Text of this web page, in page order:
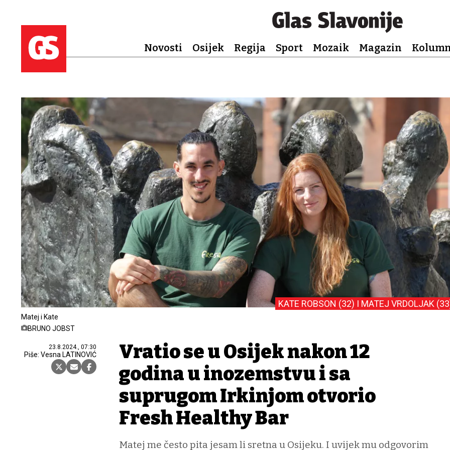
Novosti Osijek Regija Sport Mozaik Magazin
Matej i Kate
BRUNO JOBST
23.8.2024., 07:30
Piše: Vesna LATINOVIĆ
KATE ROBSON (32) I MATEJ VRDOLJAK
Vratio se u Osijek nakon 12
godina u inozemstvu i sa
suprugom Irkinjom otvorio
Fresh Healthy Bar
Matej me često pita jesam li sretna u Osijeku. I uvijek mu odgovorim